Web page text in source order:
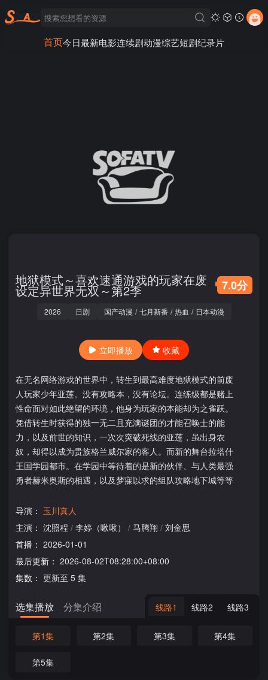
首页今日最新电影连续剧动漫综艺短剧纪录片
地狱模式～喜欢速通游戏的玩家在废
设定异世界无双～第2季 7.0分
2026 日剧 国产动漫 / 七月新番 / 热血 / 日本动漫
立即播放 收藏
在无名网络游戏的世界中，转生到最高难度地狱模式的前废
人玩家少年亚莲。没有攻略本，没有论坛。连练级都是赌上
性命面对如此绝望的环境，他身为玩家的本能却为之雀跃。
凭借转生时获得的独一无二且充满谜团的才能召唤士的能
力，以及前世的知识，一次次突破死线的亚莲，虽出身农
奴，却得以成为贵族格兰威尔家的客人。而新的舞台拉塔什
王国学园都市。在学园中等待着的是新的伙伴、与人类最强
勇者赫米奥斯的相遇，以及梦寐以求的组队攻略地下城等等
导演： 玉川真人
主演： 沈照程 / 李婷（啾啾） / 马腾翔 / 刘金思
首播： 2026-01-01
最后更新： 2026-08-02T08:28:00+08:00
集数： 更新至 5 集
选集播放 分集介绍 线路1 线路2 线路3
第1集 第2集 第3集 第4集
第5集